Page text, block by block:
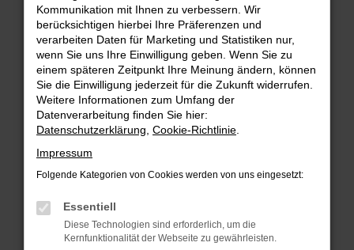
Fehler: Network Error
Beim Laden ist ein Fehler aufgetreten.
Hier sind ein paar Tipps, die dir helfen können:
Überprüfe deine Firewall und deine
Internetverbindung.
Laden andere Webseiten, zum Beispiel deine
Suchmaschine?
Prüfe deine Browsererweiterungen.
Manche Erweiterungen, wie Werbeblocker,
können das Laden bestimmter Seiten
verhindern. Funktioniert die Seite in einem
Kommunikation mit Ihnen zu verbessern. Wir
berücksichtigen hierbei Ihre Präferenzen und
verarbeiten Daten für Marketing und Statistiken nur,
wenn Sie uns Ihre Einwilligung geben. Wenn Sie zu
einem späteren Zeitpunkt Ihre Meinung ändern, können
Sie die Einwilligung jederzeit für die Zukunft widerrufen.
Weitere Informationen zum Umfang der
Datenverarbeitung finden Sie hier:
Datenschutzerklärung Cookie-Richtlinie
Impressum
Folgende Kategorien von Cookies werden von uns eingesetzt:
Essentiell
Diese Technologien sind erforderlich, um die
Kernfunktionalität der Webseite zu gewährleisten.